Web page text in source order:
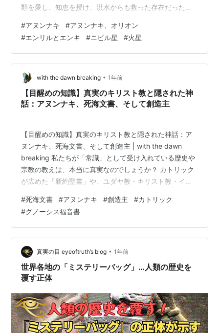
類を愛し、知恵を授け、洪水からも救った存在だった。
の武器」として堕落させた時、地球の歴史は歪んだ。
今、アヌンナキたちは再び人類の選択を見守っているー
ーー。 いやいや、ないない。見守ってなんかないから笑
エンリルが善向けということが一部ではそうなっている
エンリルはプレアデス女王を母に持つ100％【神の血統】
に対して、エン…
#アヌンナキ #アヌンナキ、オリオン
#エンリルとエンキ #ニビル星 #火星
with the dawn breaking • 1年前
【目醒めの知識】真実のキリスト教と隠された神
話：アヌンナキ、死海文書、そして創造主
【目醒めの知識】真実のキリスト教と隠された神話：ア
ヌンナキ、死海文書、そして創造主 | with the dawn
breaking 私たちが「常識」として受け入れている歴史や
宗教の教えは、本当に真実なのでしょうか？ カトリック
が広めた「新約聖書」や、ユダヤ教・キリスト教・イス
間、編集・改竄・再構成されてきた文書群に過ぎないか
もしれません。 本記事では、古代の知恵や文書の中に隠
された「もう一つの真実」について考察していきます。
1. 聖書の原点は「死海文書」や「グノーシス福音書」に
あった 今日の聖書の起源とされるのが「死海文書」や
「グノーシス派…
#死海文書 #アヌンナキ #創造主 #カトリック
#グノーシス福音書
真実の目 eyeoftruth’s blog • 1年前
世界各地の「ミステリーバッグ」…人類の歴史を
覆す正体